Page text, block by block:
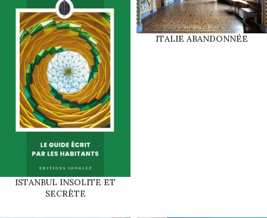
ISTANBUL INSOLITE ET
SECRÈTE
ITALIE ABANDONNÉE